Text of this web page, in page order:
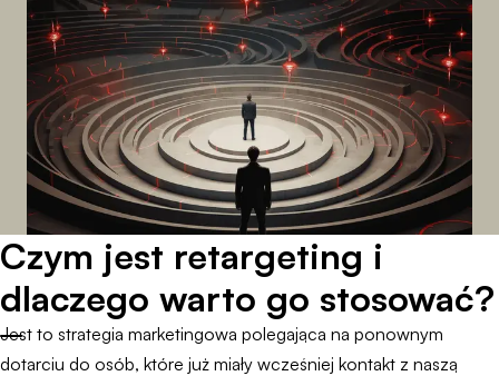
Czym jest retargeting i
dlaczego warto go stosować?
Jest to strategia marketingowa polegająca na ponownym
dotarciu do osób, które już miały wcześniej kontakt z naszą